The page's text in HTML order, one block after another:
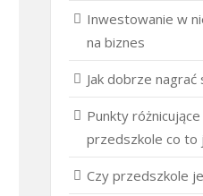
Inwestowanie w
na biznes
Jak dobrze nagrać
Punkty
przedszkole co to
Czy przedszkole